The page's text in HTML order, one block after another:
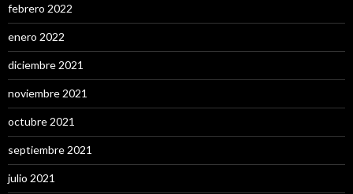
febrero 2022
enero 2022
diciembre 2021
noviembre 2021
octubre 2021
septiembre 2021
julio 2021